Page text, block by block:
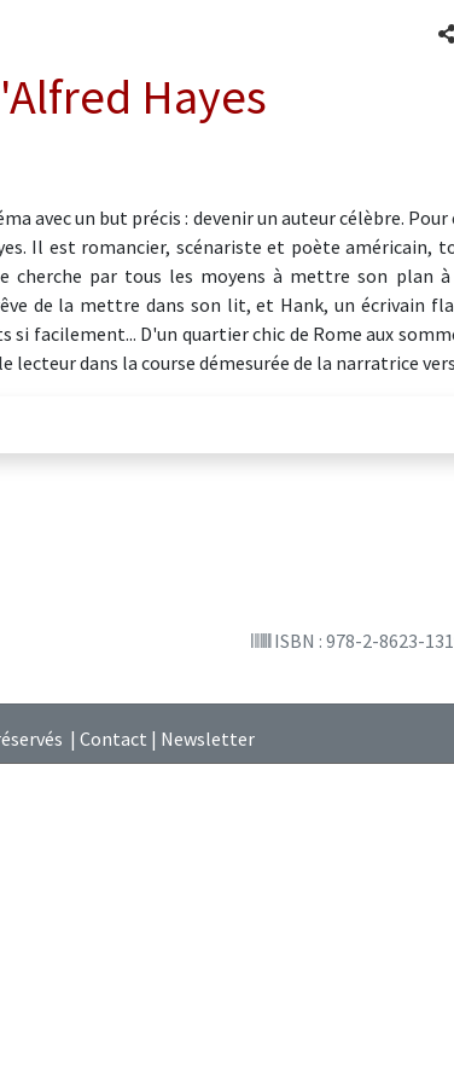
Hayes
avec un but précis : devenir un auteur célèbre.
Il est romancier, scénariste et poète américain,
cherche par tous les moyens à mettre son plan
de la mettre dans son lit, et Hank, un écrivain
si facilement... D'un quartier chic de Rome aux
lecteur dans la course démesurée de la narratrice
ISBN : 978-2-8623-
| Contact | Newsletter